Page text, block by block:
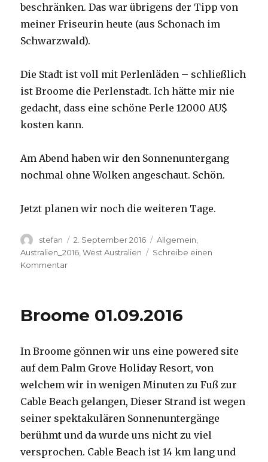
beschränken. Das war übrigens der Tipp von
meiner Friseurin heute (aus Schonach im
Schwarzwald).
Die Stadt ist voll mit Perlenläden – schließlich
ist Broome die Perlenstadt. Ich hätte mir nie
gedacht, dass eine schöne Perle 12000 AU$
kosten kann.
Am Abend haben wir den Sonnenuntergang
nochmal ohne Wolken angeschaut. Schön.
Jetzt planen wir noch die weiteren Tage.
Autor
stefan
Veröffentlicht
am
2. September 2016 Kategorien
Allgemein
Australien_2016 ,West Australien
Schreibe einen
Kommentarzu
Broome 01.09.2016
In Broome gönnen wir uns eine powered site
auf dem Palm Grove Holiday Resort, von
welchem wir in wenigen Minuten zu Fuß zur
Cable Beach gelangen, Dieser Strand ist wegen
seiner spektakulären Sonnenuntergänge
berühmt und da wurde uns nicht zu viel
versprochen. Cable Beach ist 14 km lang und